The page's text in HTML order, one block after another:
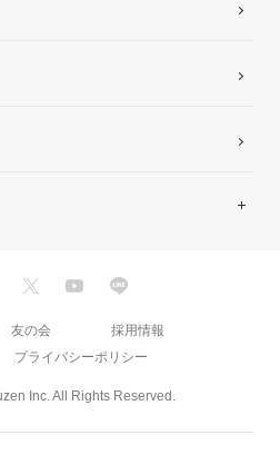
Inc. All Rights Reserved.
友の会
採用情報
プライバシーポリシー